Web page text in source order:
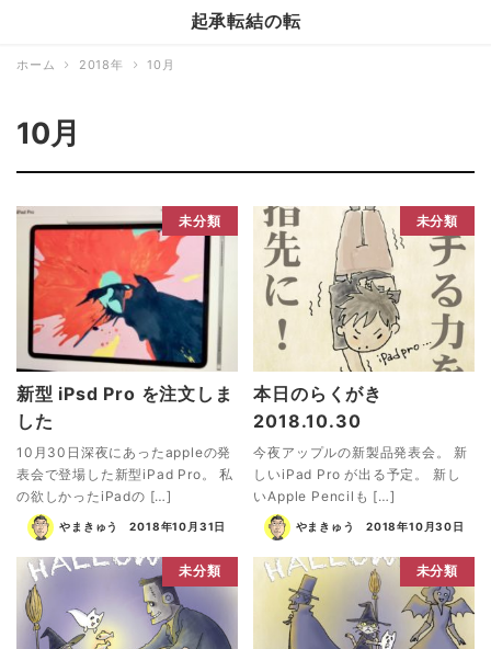
起承転結の転
ホーム 2018年 10月
10月
未分類
新型 iPsd Pro を注文しま
した
10月30日深夜にあったappleの発
表会で登場した新型iPad Pro。 私
の欲しかったiPadの […]
やまきゅう 2018年10月31日
未分類
本日のらくがき
2018.10.30
今夜アップルの新製品発表会。 新
しいiPad Pro が出る予定。 新し
いApple Pencilも […]
やまきゅう 2018年10月30日
未分類 未分類